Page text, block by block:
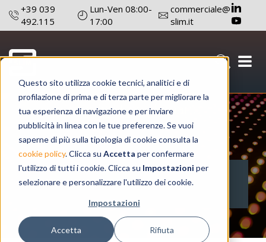
Questo sito utilizza cookie tecnici, analitici e di
profilazione di prima e di terza parte per migliorare la
tua esperienza di navigazione e per inviare
pubblicità in linea con le tue preferenze. Se vuoi
saperne di più sulla tipologia di cookie consulta la
cookie policy. Clicca su Accetta per confermare
l'utilizzo di tutti i cookie. Clicca su Impostazioni per
selezionare e personalizzare l'utilizzo dei cookie.
Impostazioni
Accetta Rifiuta
+39 039
492.115
Lun-Ven 08:00-
17:00
commerciale@
slim.it
Your light on demand